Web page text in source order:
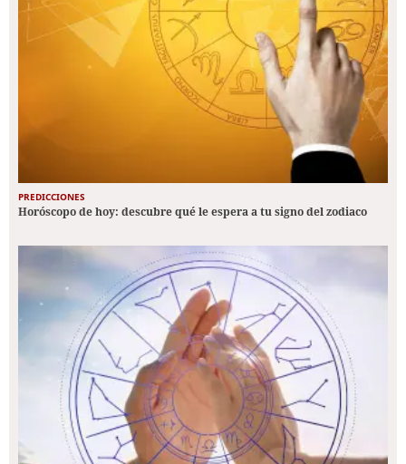
PREDICCIONES
Horóscopo de hoy: descubre qué le espera a tu signo del zodiaco